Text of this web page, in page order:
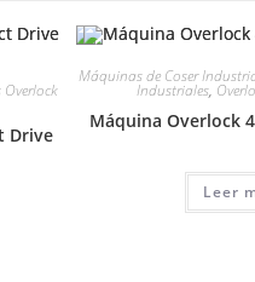
Drive
Máquinas de Coser
Industriales,
Máquina Overlock
Leer